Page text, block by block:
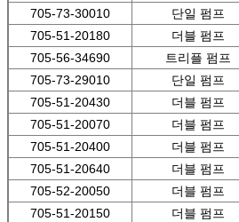
705-73-30010
단일 펌프
705-51-20180
더블 펌프
705-56-34690
트리플 펌프
705-73-29010
단일 펌프
705-51-20430
더블 펌프
705-51-20070
더블 펌프
705-51-20400
더블 펌프
705-51-20640
더블 펌프
705-52-20050
더블 펌프
705-51-20150
더블 펌프